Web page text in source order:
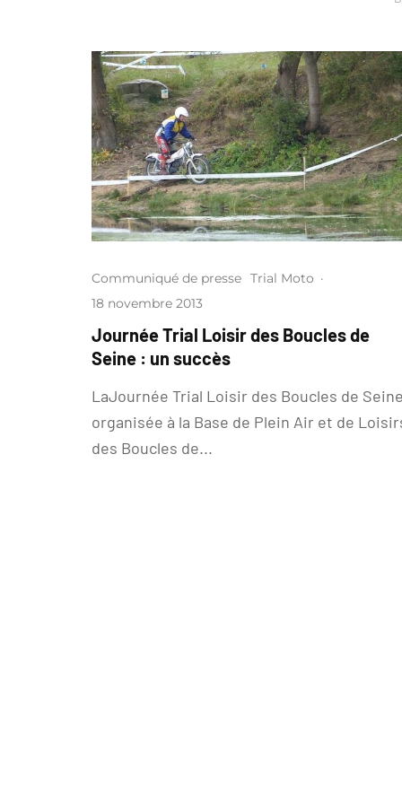
Communiqué de presse Trial Moto ·
18 novembre 2013
Journée Trial Loisir des Boucles de
Seine : un succès
LaJournée Trial Loisir des Boucles de
organisée à la Base de Plein Air et de
des Boucles de...